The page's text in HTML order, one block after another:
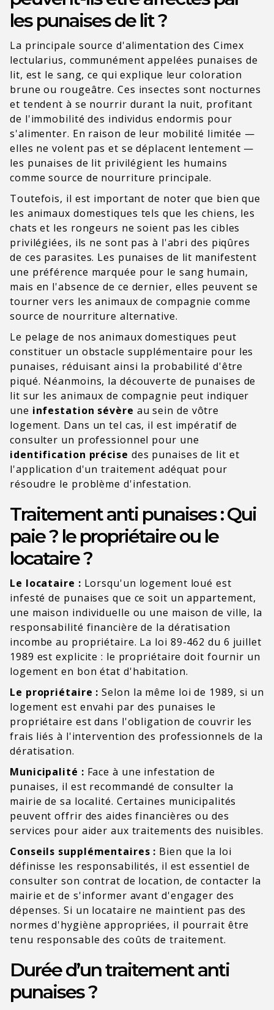
les punaises de lit ?
La principale source d'alimentation des Cimex
lectularius, communément appelées punaises de
lit, est le sang, ce qui explique leur coloration
brune ou rougeâtre. Ces insectes sont nocturnes
et tendent à se nourrir durant la nuit, profitant
de l'immobilité des individus endormis pour
s'alimenter. En raison de leur mobilité limitée —
elles ne volent pas et se déplacent lentement —
les punaises de lit privilégient les humains
comme source de nourriture principale.
Toutefois, il est important de noter que bien que
les animaux domestiques tels que les chiens, les
chats et les rongeurs ne soient pas les cibles
privilégiées, ils ne sont pas à l'abri des piqûres
de ces parasites. Les punaises de lit manifestent
une préférence marquée pour le sang humain,
mais en l'absence de ce dernier, elles peuvent se
tourner vers les animaux de compagnie comme
source de nourriture alternative.
Le pelage de nos animaux domestiques peut
constituer un obstacle supplémentaire pour les
punaises, réduisant ainsi la probabilité d'être
piqué. Néanmoins, la découverte de punaises de
lit sur les animaux de compagnie peut indiquer
une infestation sévère au sein de vôtre
logement. Dans un tel cas, il est impératif de
consulter un professionnel pour une
identification précise des punaises de lit et
l'application d'un traitement adéquat pour
résoudre le problème d'infestation.
Traitement anti punaises : Qui
paie ? le propriétaire ou le
locataire ?
Le locataire : Lorsqu'un logement loué est
infesté de punaises que ce soit un appartement,
une maison individuelle ou une maison de ville, la
responsabilité financière de la dératisation
incombe au propriétaire. La loi 89-462 du 6 juillet
1989 est explicite : le propriétaire doit fournir un
logement en bon état d'habitation.
Le propriétaire : Selon la même loi de 1989, si un
logement est envahi par des punaises le
propriétaire est dans l'obligation de couvrir les
frais liés à l'intervention des professionnels de la
dératisation.
Municipalité : Face à une infestation de
punaises, il est recommandé de consulter la
mairie de sa localité. Certaines municipalités
peuvent offrir des aides financières ou des
services pour aider aux traitements des nuisibles.
Conseils supplémentaires : Bien que la loi
définisse les responsabilités, il est essentiel de
consulter son contrat de location, de contacter la
mairie et de s'informer avant d'engager des
dépenses. Si un locataire ne maintient pas des
normes d'hygiène appropriées, il pourrait être
tenu responsable des coûts de traitement.
Durée d’un traitement anti
punaises ?